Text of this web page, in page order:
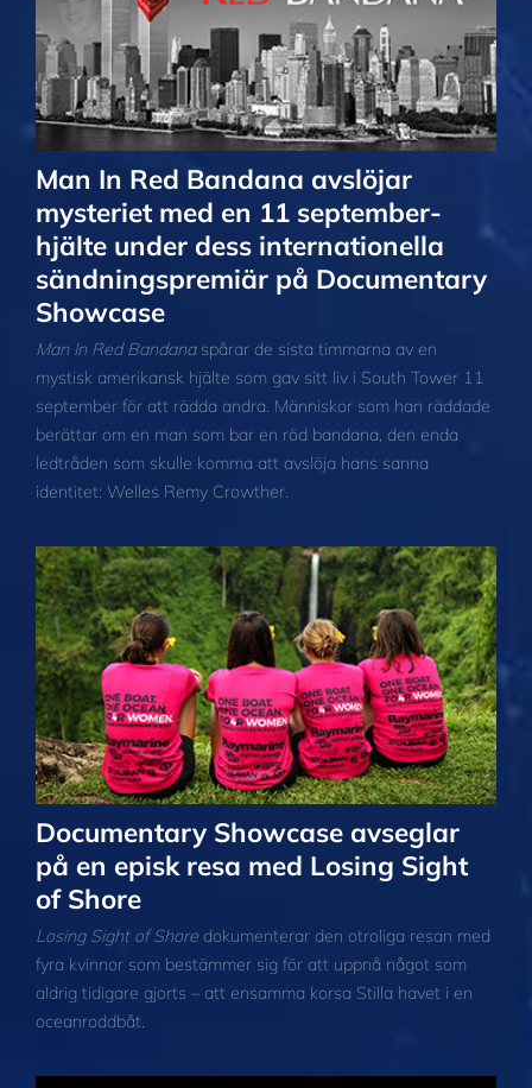
Man In Red Bandana avslöjar
mysteriet med en 11 september-
hjälte under dess internationella
sändningspremiär på Documentary
Showcase
Man In Red Bandanaspårar de sista timmarna av en
mystisk amerikansk hjälte som gav sitt liv i South Tower 11
september för att rädda andra. Människor som han räddade
berättar om en man som bar en röd bandana, den enda
ledtråden som skulle komma att avslöja hans sanna
identitet: Welles Remy Crowther.
Documentary Showcase avseglar
på en episk resa med Losing Sight
of Shore
Losing Sight of Shore dokumenterar den otroliga resan med
fyra kvinnor som bestämmer sig för att uppnå något som
aldrig tidigare gjorts – att ensamma korsa Stilla havet i en
oceanroddbåt.